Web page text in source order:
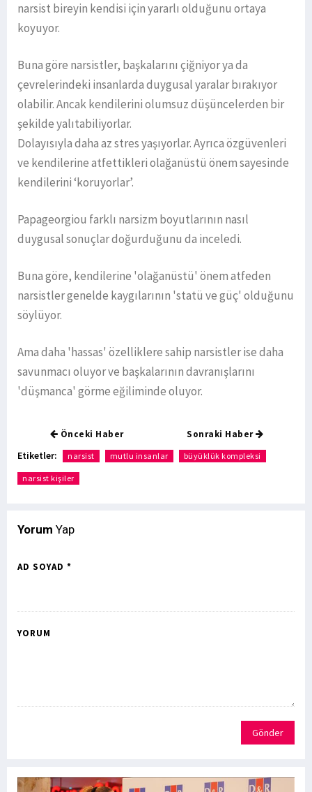
narsist bireyin kendisi için yararlı olduğunu ortaya
koyuyor.
Buna göre narsistler, başkalarını çiğniyor ya da
çevrelerindeki insanlarda duygusal yaralar bırakıyor
olabilir. Ancak kendilerini olumsuz düşüncelerden bir
şekilde yalıtabiliyorlar.
Dolayısıyla daha az stres yaşıyorlar. Ayrıca özgüvenleri
ve kendilerine atfettikleri olağanüstü önem sayesinde
kendilerini ‘koruyorlar’.
Papageorgiou farklı narsizm boyutlarının nasıl
duygusal sonuçlar doğurduğunu da inceledi.
Buna göre, kendilerine 'olağanüstü' önem atfeden
narsistler genelde kaygılarının 'statü ve güç' olduğunu
söylüyor.
Ama daha 'hassas' özelliklere sahip narsistler ise daha
savunmacı oluyor ve başkalarının davranışlarını
'düşmanca' görme eğiliminde oluyor.
Önceki Haber Sonraki Haber
Etiketler: narsist mutlu insanlar büyüklük kompleksi
narsist kişiler
Yorum Yap
AD SOYAD *
YORUM
Gönder